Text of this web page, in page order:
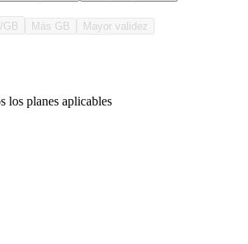
GB Más GB Mayor validez
los planes aplicables